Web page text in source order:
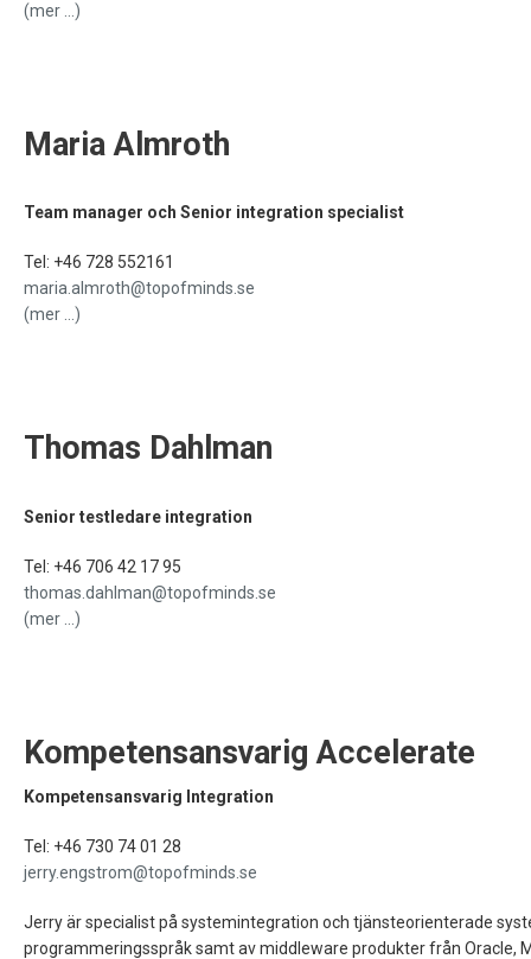
(mer …)
Maria Almroth
Team manager och Senior integration specialist
Tel: +46 728 552161
maria.almroth@topofminds.se
(mer …)
Thomas Dahlman
Senior testledare integration
Tel: +46 706 42 17 95
thomas.dahlman@topofminds.se
(mer …)
Kompetensansvarig Accelerate
Kompetensansvarig Integration
Tel: +46 730 74 01 28
jerry.engstrom@topofminds.se
Jerry är specialist på systemintegration och tjänsteorienterade
programmeringsspråk samt av middleware produkter från